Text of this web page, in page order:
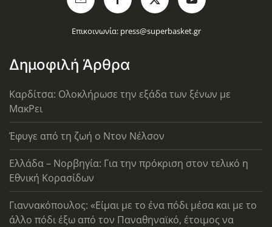
Επικοινωνία: press@superbasket.gr
Δημοφιλή Άρθρα
Καρδίτσα: Ολοκλήρωσε την εξάδα των ξένων με
ΜακΡει
Έφυγε από τη ζωή ο Ντον Νέλσον
Ελλάδα – Νορβηγία: Για την πρόκριση στον τελικό η
Εθνική Κορασίδων
Γιαννακόπουλος: «Είμαι με το ένα πόδι μέσα και με το
άλλο πόδι έξω από τον Παναθηναϊκό, έτοιμος να